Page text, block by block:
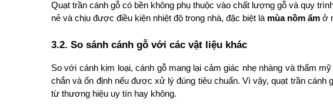
Quạt trần cánh gỗ có bền không phụ thuộc vào chất lượng gỗ và quy
nẻ và chịu được điều kiện nhiệt độ trong nhà, đặc biệt là mùa nồm ẩm ở
3.2. So sánh cánh gỗ với các vật liệu khác
So với cánh kim loại, cánh gỗ mang lại cảm giác nhẹ nhàng và thẩm
chắn và ổn định nếu được xử lý đúng tiêu chuẩn. Vì vậy, quạt trần cánh
từ thương hiệu uy tín hay không.